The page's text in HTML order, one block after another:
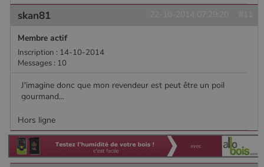
skan81
Membre actif
Inscription : 14-10-2014
Messages : 10
J'imagine donc que mon revendeur est peut être un poil
gourmand...
Hors ligne